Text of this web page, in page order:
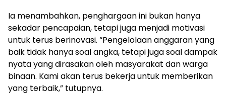
Ia menambahkan, penghargaan ini bukan hanya
sekadar pencapaian, tetapi juga menjadi motivasi
untuk terus berinovasi. “Pengelolaan anggaran yang
baik tidak hanya soal angka, tetapi juga soal dampak
nyata yang dirasakan oleh masyarakat dan warga
binaan. Kami akan terus bekerja untuk memberikan
yang terbaik,” tutupnya.